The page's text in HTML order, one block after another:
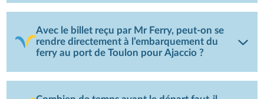
Avec le billet reçu par Mr Ferry, peut-on se
rendre directement à l’embarquement du
ferry au port de Toulon pour Ajaccio ?